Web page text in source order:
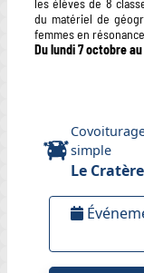
du matériel de
femmes en
Du lundi 7 octobre